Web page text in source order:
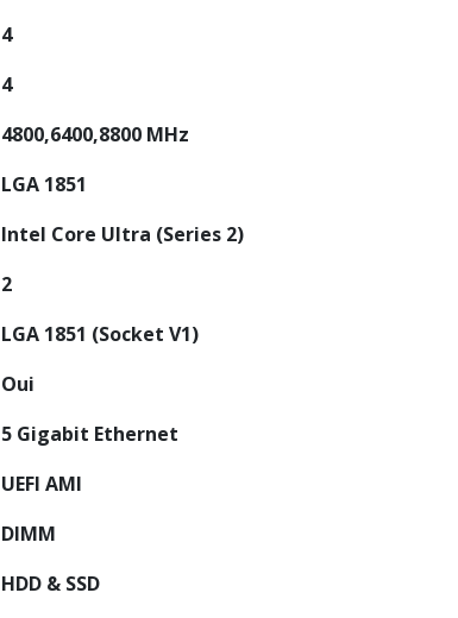
4
4
4800,6400,8800 MHz
LGA 1851
Intel Core Ultra (Series 2)
2
LGA 1851 (Socket V1)
Oui
5 Gigabit Ethernet
UEFI AMI
DIMM
HDD & SSD